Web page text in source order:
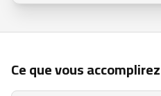
Ce que vous accomplirez